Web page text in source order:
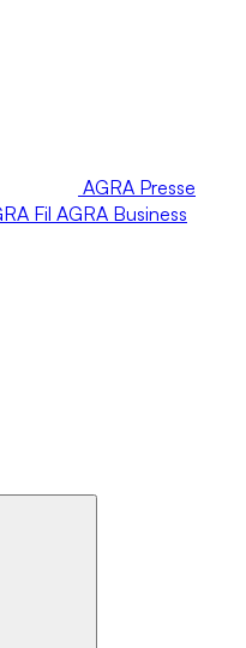
AGRA Presse
Fil AGRA Business